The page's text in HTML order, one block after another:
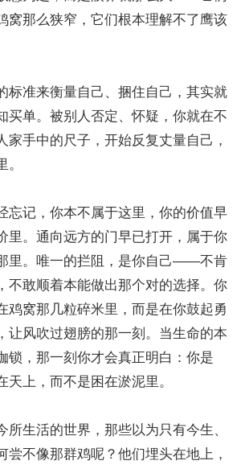
窝那么狭窄，它们根本理解不了鹰该
准来衡量自己、捆住自己，其实就
买单。被别人否定、怀疑，你就在不
家手中的尺子，开始反复丈量自己，
记，你本不属于这里，你的价值早
里。通向远方的门早已打开，属于你
里。唯一的拦阻，是你自己——不肯
不敢顺着本能做出那个对的选择。你
鸡窝那几粒碎米里，而是在你鼓起勇
让风吹过翅膀的那一刻。当生命的本
锁，那一刻你才会真正明白：你是
天上，而不是困在淤泥里。
生活的世界，那些以为只有今生、
尝不像那群鸡呢？他们埋头在地上，